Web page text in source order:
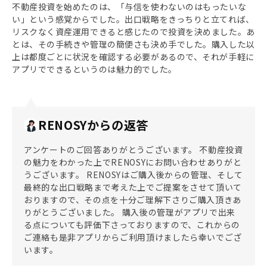
不動産投資を始めたのは、「与信を使わないのはもったいな
い」という感覚からでした。出口戦略をきっちりと立てれば、
リスクなく資産運用できると感じたので投資を決めました。あ
とは、その手続きや管理の簡便さも決め手でした。購入した以
上は都度ごとに状況を確認する必要があるので、それが手軽に
アプリでできるというのは魅力的でした。
RENOSYからの返答
アンケートのご回答ありがとうございます。 不動産投資
の魅力をわかった上でRENOSYにお問い合わせありがと
うございます。 RENOSYはご購入後からの管理、そして
最終的な出口戦略まで考えた上でご提案をさせて頂いて
おりますので、その点を十分ご理解下さりご購入頂きあ
りがとうございました。 購入後の管理がアプリで出来
る点についても評価下さっておりますので、これからの
ご連絡も是非アプリからご利用頂けましたら幸いでござ
います。